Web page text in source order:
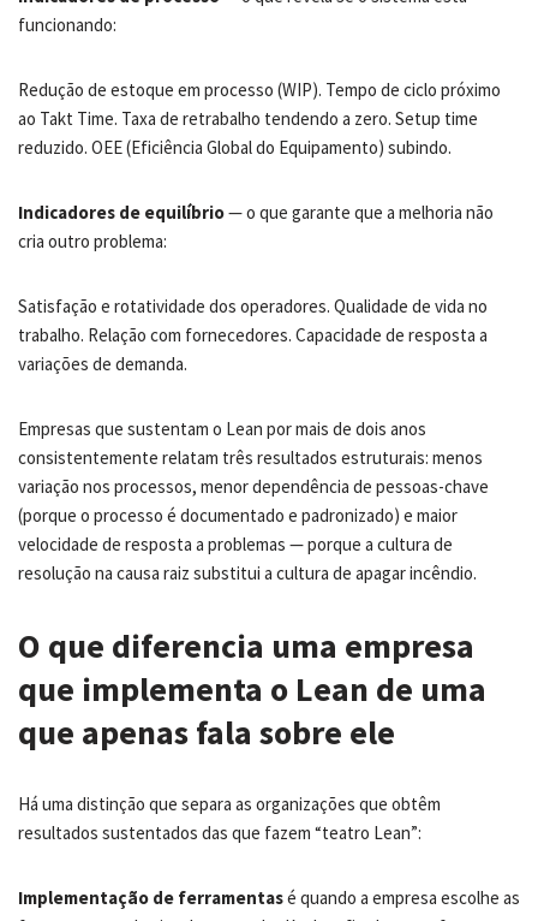
funcionando:
Redução de estoque em processo (WIP). Tempo de ciclo próximo
ao Takt Time. Taxa de retrabalho tendendo a zero. Setup time
reduzido. OEE (Eficiência Global do Equipamento) subindo.
Indicadores de equilíbrio— o que garante que a melhoria não
cria outro problema:
Satisfação e rotatividade dos operadores. Qualidade de vida no
trabalho. Relação com fornecedores. Capacidade de resposta a
variações de demanda.
Empresas que sustentam o Lean por mais de dois anos
consistentemente relatam três resultados estruturais: menos
variação nos processos, menor dependência de pessoas-chave
(porque o processo é documentado e padronizado) e maior
velocidade de resposta a problemas — porque a cultura de
resolução na causa raiz substitui a cultura de apagar incêndio.
O que diferencia uma empresa
que implementa o Lean de uma
que apenas fala sobre ele
Há uma distinção que separa as organizações que obtêm
resultados sustentados das que fazem “teatro Lean”:
Implementação de ferramentasé quando a empresa escolhe as